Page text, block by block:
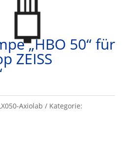
„HBO 50“ für
ZEISS
Axiolab
Kategorie: